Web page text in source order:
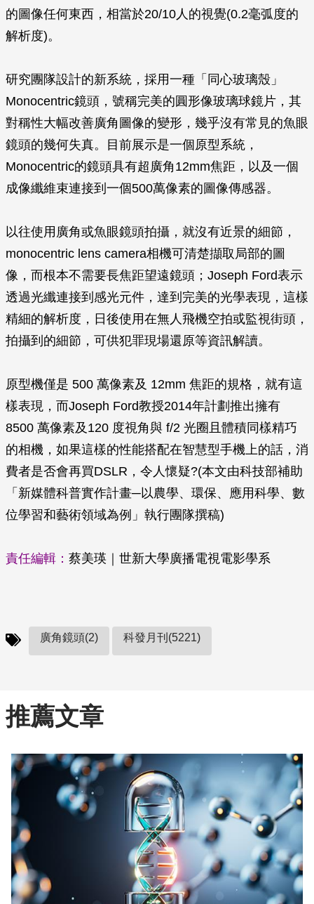
的圖像任何東西，相當於20/10人的視覺(0.2毫弧度的
解析度)。
研究團隊設計的新系統，採用一種「同心玻璃殼」
Monocentric鏡頭，號稱完美的圓形像玻璃球鏡片，其
對稱性大幅改善廣角圖像的變形，幾乎沒有常見的魚眼
鏡頭的幾何失真。目前展示是一個原型系統，
Monocentric的鏡頭具有超廣角12mm焦距，以及一個
成像纖維束連接到一個500萬像素的圖像傳感器。
以往使用廣角或魚眼鏡頭拍攝，就沒有近景的細節，
monocentric lens camera相機可清楚擷取局部的圖
像，而根本不需要長焦距望遠鏡頭；Joseph Ford表示
透過光纖連接到感光元件，達到完美的光學表現，這樣
精細的解析度，日後使用在無人飛機空拍或監視街頭，
拍攝到的細節，可供犯罪現場還原等資訊解讀。
原型機僅是 500 萬像素及 12mm 焦距的規格，就有這
樣表現，而Joseph Ford教授2014年計劃推出擁有
8500 萬像素及120 度視角與 f/2 光圈且體積同樣精巧
的相機，如果這樣的性能搭配在智慧型手機上的話，消
費者是否會再買DSLR，令人懷疑?(本文由科技部補助
「新媒體科普實作計畫─以農學、環保、應用科學、數
位學習和藝術領域為例」執行團隊撰稿)
責任編輯： 蔡美瑛｜世新大學廣播電視電影學系
廣角鏡頭(2) 科發月刊(5221)
推薦文章